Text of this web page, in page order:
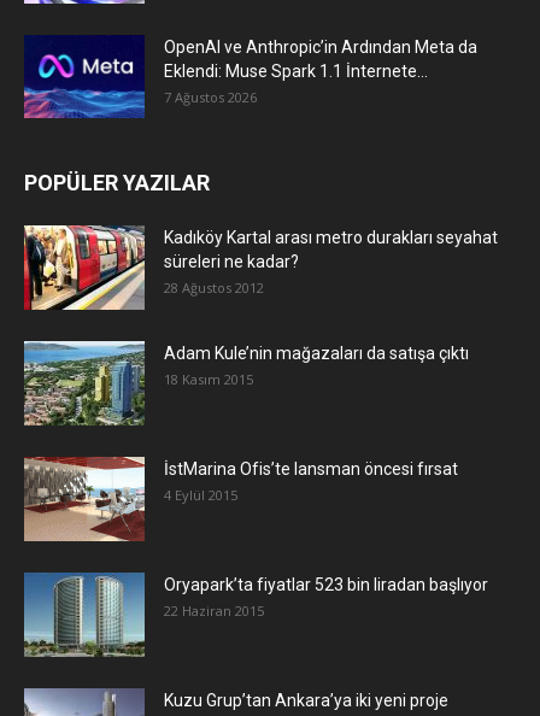
OpenAI ve Anthropic’in Ardından Meta da
Eklendi: Muse Spark 1.1 İnternete...
7 Ağustos 2026
POPÜLER YAZILAR
Kadıköy Kartal arası metro durakları seyahat
süreleri ne kadar?
28 Ağustos 2012
Adam Kule’nin mağazaları da satışa çıktı
18 Kasım 2015
İstMarina Ofis’te lansman öncesi fırsat
4 Eylül 2015
Oryapark’ta fiyatlar 523 bin liradan başlıyor
22 Haziran 2015
​Kuzu Grup’tan Ankara’ya iki yeni proje